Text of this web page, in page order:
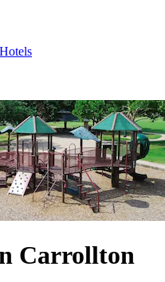
Hotels
Carrollton